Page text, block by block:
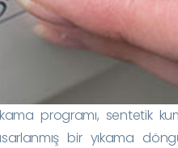
programı, sentetik
bir yıkama